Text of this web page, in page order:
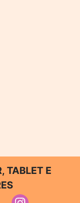
TABLET E